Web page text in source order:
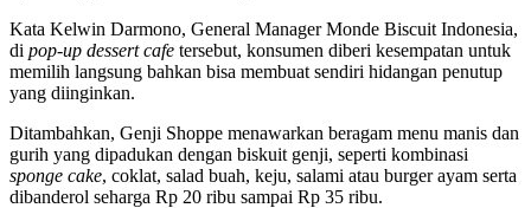
Kata Kelwin Darmono, General Manager Monde Biscuit Indonesia,
di pop-up dessert cafe tersebut, konsumen diberi kesempatan untuk
memilih langsung bahkan bisa membuat sendiri hidangan penutup
yang diinginkan.
Ditambahkan, Genji Shoppe menawarkan beragam menu manis dan
gurih yang dipadukan dengan biskuit genji, seperti kombinasi
sponge cake, coklat, salad buah, keju, salami atau burger ayam serta
dibanderol seharga Rp 20 ribu sampai Rp 35 ribu.